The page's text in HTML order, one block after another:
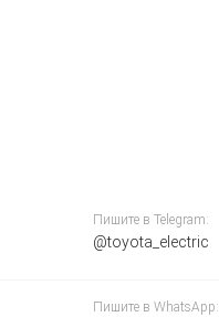
Пишите в Telegram:
@toyota_electric
Пишите в WhatsApp: